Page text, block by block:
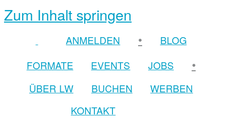
Zum Inhalt springen
ANMELDEN •
BLOG
FORMATE
EVENTS JOBS •
ÜBER LW BUCHEN
WERBEN
KONTAKT